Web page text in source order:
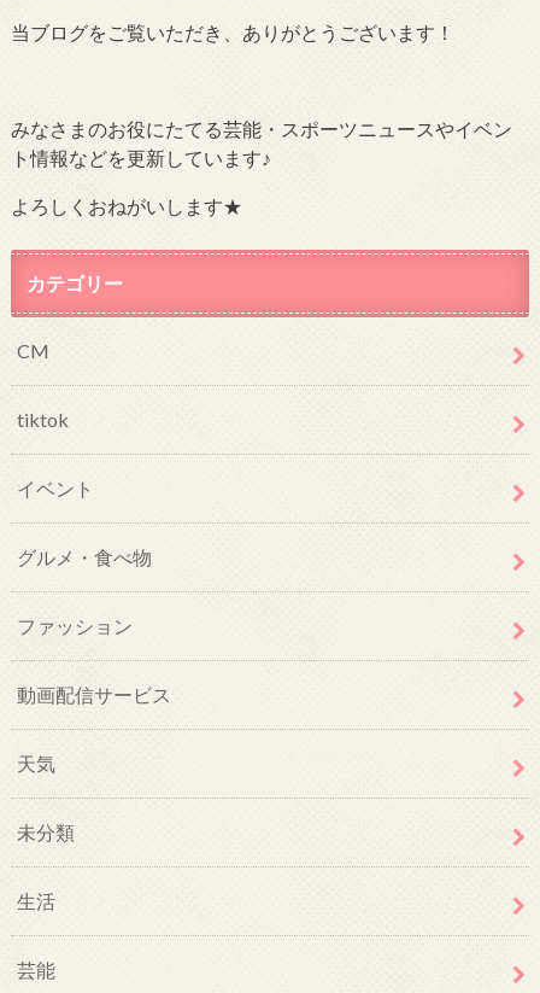
当ブログをご覧いただき、ありがとうございます！
みなさまのお役にたてる芸能・スポーツニュースやイベン
ト情報などを更新しています♪
よろしくおねがいします★
カテゴリー
CM
tiktok
イベント
グルメ・食べ物
ファッション
動画配信サービス
天気
未分類
生活
芸能